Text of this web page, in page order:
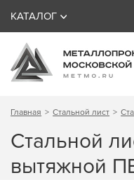
КАТАЛОГ
Главная Стальной лист
Стальной
вытяжной